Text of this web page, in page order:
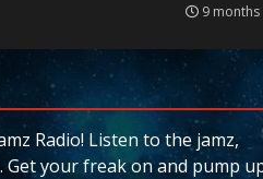
9 months
Radio! Listen to the jamz,
Get your freak on and pump